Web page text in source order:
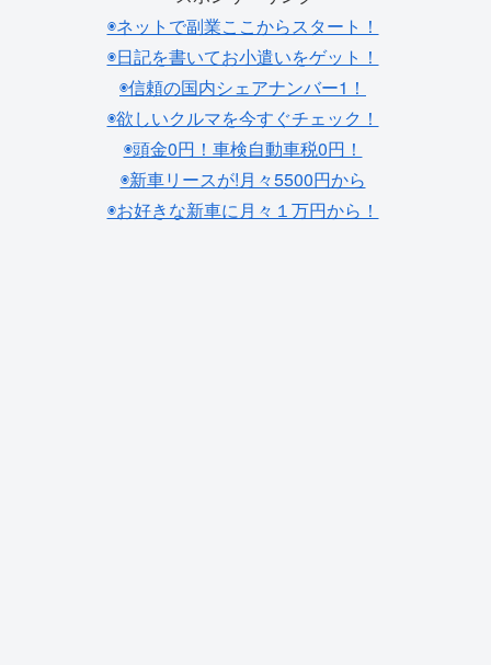
◉ネットで副業ここからスタート！
◉日記を書いてお小遣いをゲット！
◉信頼の国内シェアナンバー1！
◉欲しいクルマを今すぐチェック！
◉頭金0円！車検自動車税0円！
◉新車リースが!月々5500円から
◉お好きな新車に月々１万円から！